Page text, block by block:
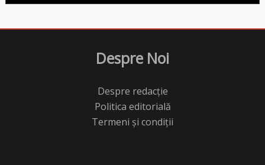
Despre Noi
Despre redacție
Politica editorială
Termeni și condiții